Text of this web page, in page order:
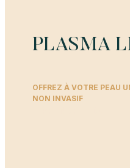
PLASMA
OFFREZ À VOTRE PEAU
NON INVASIF